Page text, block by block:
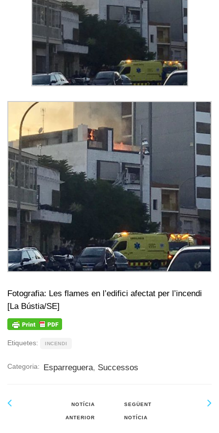
Fotografia: Les flames en l’edifici afectat per l’incendi
[La Bústia/SE]
Etiquetes: INCENDI
Categoria: Esparreguera, Successos
NOTÍCIA
ANTERIOR
SEGÜENT
NOTÍCIA